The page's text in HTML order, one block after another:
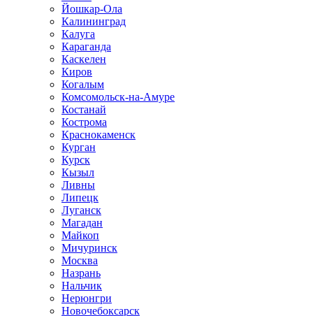
Йошкар-Ола
Калининград
Калуга
Караганда
Каскелен
Киров
Когалым
Комсомольск-на-Амуре
Костанай
Кострома
Краснокаменск
Курган
Курск
Кызыл
Ливны
Липецк
Луганск
Магадан
Майкоп
Мичуринск
Москва
Назрань
Нальчик
Нерюнгри
Новочебоксарск